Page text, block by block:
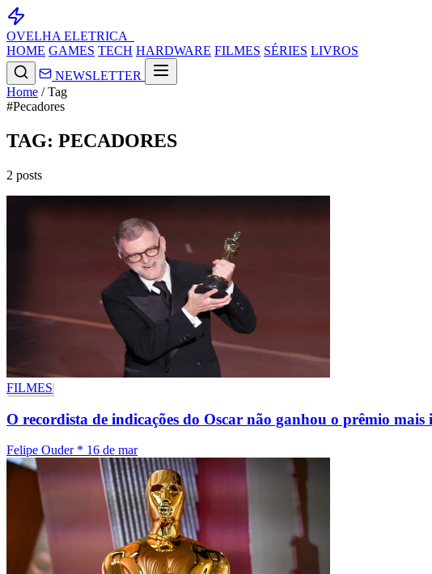
OVELHA ELETRICA_
HOME GAMES TECH HARDWARE FILMES SÉRIES LIVROS
NEWSLETTER
Home / Tag
#Pecadores
TAG: PECADORES
2 posts
FILMES
O recordista de indicações do Oscar não ganhou o prêmio
Felipe Ouder * 16 de mar